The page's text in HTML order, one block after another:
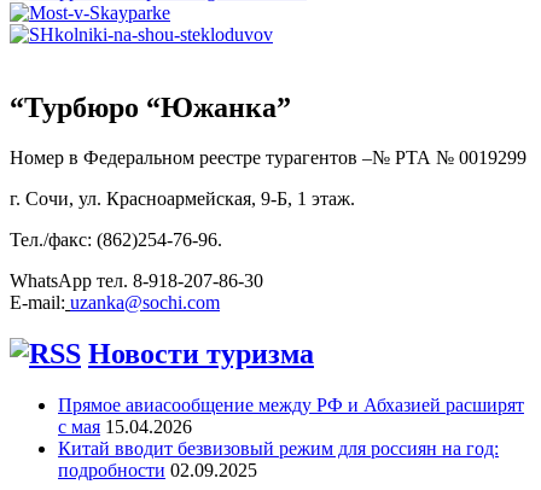
“Турбюро “Южанка”
Номер в Федеральном реестре турагентов –№ РТА № 0019299
г. Сочи, ул. Красноармейская, 9-Б, 1 этаж.
Тел./факс: (862)254-76-96.
WhatsApp тел. 8-918-207-86-30
E-mail: uzanka@sochi.com
Новости туризма
Прямое авиасообщение между РФ и Абхазией расширят
с мая 15.04.2026
Китай вводит безвизовый режим для россиян на год:
подробности 02.09.2025